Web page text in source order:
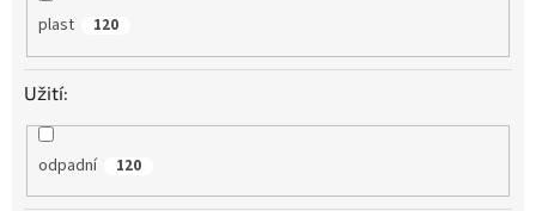
plast 120
Užití:
odpadní 120